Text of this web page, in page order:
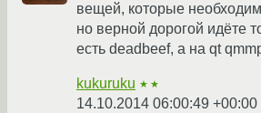
вещей, которые
но верной дорогой идёте
есть deadbeef, а на qt
kukuruku ★★
14.10.2014 06:00:49 +00:00